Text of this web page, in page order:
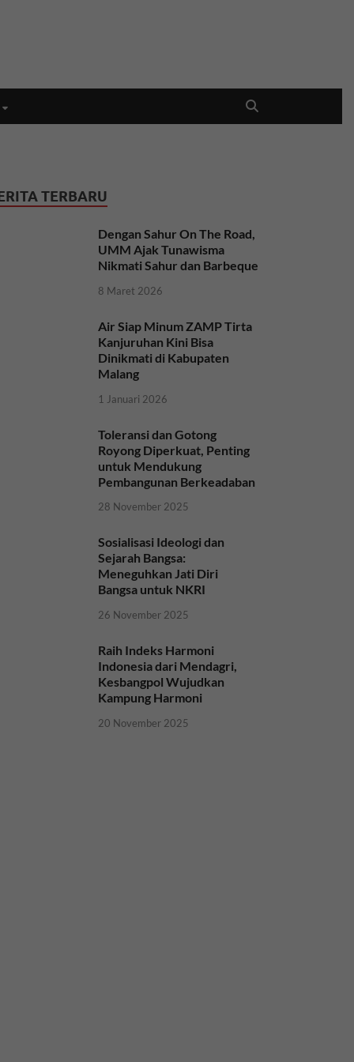
TERBARU
Dengan Sahur On The Road,
UMM Ajak Tunawisma
Nikmati Sahur dan Barbeque
8 Maret 2026
Air Siap Minum ZAMP Tirta
Kanjuruhan Kini Bisa
Dinikmati di Kabupaten
Malang
1 Januari 2026
Toleransi dan Gotong
Royong Diperkuat, Penting
untuk Mendukung
Pembangunan Berkeadaban
28 November 2025
Sosialisasi Ideologi dan
Sejarah Bangsa:
Meneguhkan Jati Diri
Bangsa untuk NKRI
26 November 2025
Raih Indeks Harmoni
Indonesia dari Mendagri,
Kesbangpol Wujudkan
Kampung Harmoni
20 November 2025